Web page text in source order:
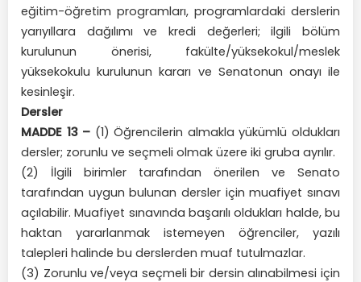
eğitim-öğretim programları, programlardaki derslerin
yarıyıllara dağılımı ve kredi değerleri; ilgili bölüm
kurulunun önerisi, fakülte/yüksekokul/meslek
yüksekokulu kurulunun kararı ve Senatonun onayı ile
kesinleşir.
Dersler
MADDE 13 – (1) Öğrencilerin almakla yükümlü oldukları
dersler; zorunlu ve seçmeli olmak üzere iki gruba ayrılır.
(2) İlgili birimler tarafından önerilen ve Senato
tarafından uygun bulunan dersler için muafiyet sınavı
açılabilir. Muafiyet sınavında başarılı oldukları halde, bu
haktan yararlanmak istemeyen öğrenciler, yazılı
talepleri halinde bu derslerden muaf tutulmazlar.
(3) Zorunlu ve/veya seçmeli bir dersin alınabilmesi için